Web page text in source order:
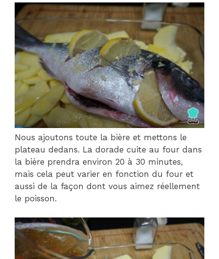
Nous ajoutons toute la bière et mettons le
plateau dedans. La dorade cuite au four dans
la bière prendra environ 20 à 30 minutes,
mais cela peut varier en fonction du four et
aussi de la façon dont vous aimez réellement
le poisson.